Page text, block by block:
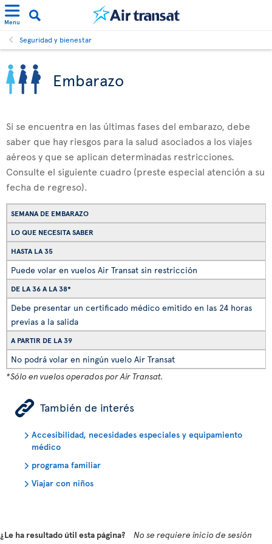
Menu
Seguridad y bienestar
Embarazo
Si se encuentra en las últimas fases del embarazo, debe
saber que hay riesgos para la salud asociados a los viajes
aéreos y que se aplican determinadas restricciones.
Consulte el siguiente cuadro (preste especial atención a su
fecha de regreso).
SEMANA DE EMBARAZO
LO QUE NECESITA SABER
HASTA LA 35
Puede volar en vuelos Air Transat sin restricción
DE LA 36 A LA 38*
Debe presentar un certificado médico emitido en las 24 horas
previas a la salida
A PARTIR DE LA 39
No podrá volar en ningún vuelo Air Transat
*Sólo en vuelos operados por Air Transat.
ÿ También de interés
Accesibilidad, necesidades especiales y equipamiento
médico
programa familiar
Viajar con niños
¿Le ha resultado útil esta página?
No se requiere inicio de sesión